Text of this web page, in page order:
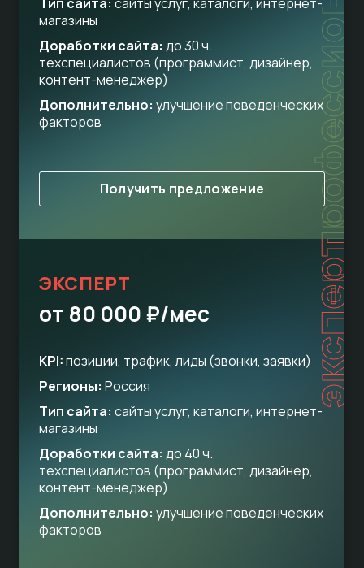
магазины
Доработки сайта: до 30 ч.
техспециалистов (программист, дизайнер,
контент-менеджер)
Дополнительно: улучшение поведенческих
факторов
Получить предложение
эксперт
ЭКСПЕРТ
от 80 000 ₽/мес
KPI:позиции, трафик, лиды (звонки, заявки)
Регионы: Россия
Тип сайта: сайты услуг, каталоги, интернет-
магазины
Доработки сайта: до 40 ч.
техспециалистов (программист, дизайнер,
контент-менеджер)
Дополнительно: улучшение поведенческих
факторов